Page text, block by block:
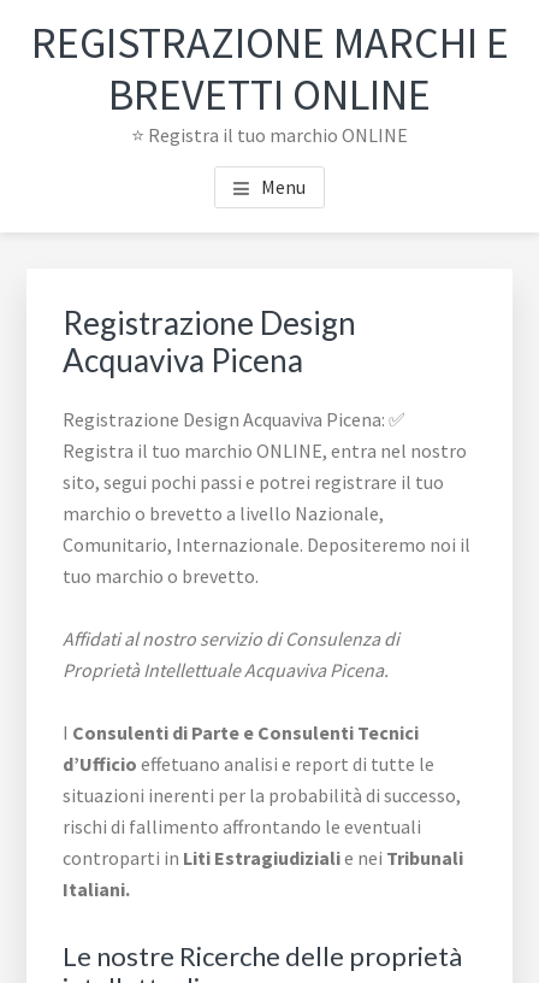
REGISTRAZIONE MARCHI E
BREVETTI ONLINE
⭐ Registra il tuo marchio ONLINE
Menu
Registrazione Design
Acquaviva Picena
Registrazione Design Acquaviva Picena: ✅
Registra il tuo marchio ONLINE, entra nel nostro
sito, segui pochi passi e potrei registrare il tuo
marchio o brevetto a livello Nazionale,
Comunitario, Internazionale. Depositeremo noi il
tuo marchio o brevetto.
Affidati al nostro servizio di Consulenza di
Proprietà Intellettuale Acquaviva Picena.
I Consulenti di Parte e Consulenti Tecnici
d’Ufficio effetuano analisi e report di tutte le
situazioni inerenti per la probabilità di successo,
rischi di fallimento affrontando le eventuali
controparti in Liti Estragiudizialie nei Tribunali
Italiani.
Le nostre Ricerche delle proprietà